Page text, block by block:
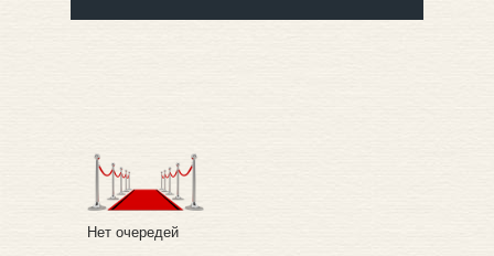
Регион
Нет очередей